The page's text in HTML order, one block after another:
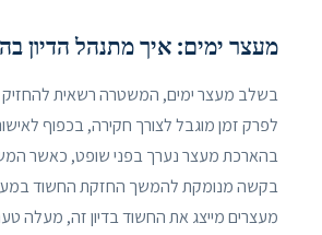
מעצר ימים: איך מתנהל הדיון
בשלב מעצר ימים, המשטרה רשאית
לפרק זמן מוגבל לצורך חקירה, בכפוף
בהארכת מעצר נערך בפני שופט, כאשר
בקשה מנומקת להמשך החזקת החשוד
מעצרים מייצג את החשוד בדיון זה, מעלה